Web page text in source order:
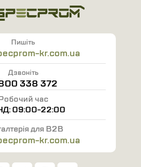
Пишіть
kr.com.ua
Дзвоніть
338 372
час
09:00-22:00
для B2B
kr.com.ua